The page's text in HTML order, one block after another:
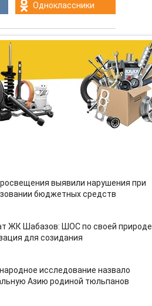
Одноклассники
выявили нарушения при
бюджетных средств
ЖК Шабазов: ШОС по своей природе
для созидания
исследование назвало
Азию родиной тюльпанов